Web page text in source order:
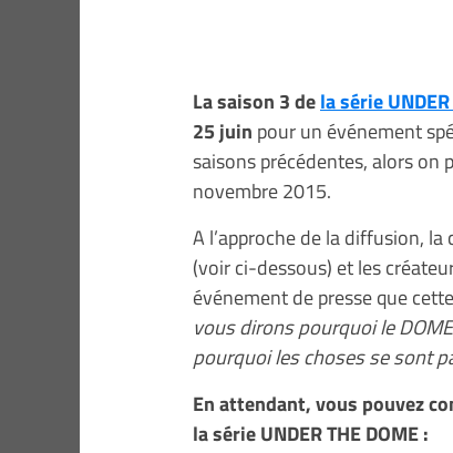
La saison 3 dela série
25 juin pour un événement
saisons précédentes, alors
novembre 2015.
A l’approche de la diffusion,
(voir ci-dessous) et les
événement de presse que
vous dirons pourquoi le
pourquoi les choses se sont
En attendant, vous pouvez
la série UNDER THE DOME :